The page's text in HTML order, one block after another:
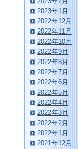
2023年1月
2022年12月
2022年11月
2022年10月
2022年9月
2022年8月
2022年7月
2022年6月
2022年5月
2022年4月
2022年3月
2022年2月
2022年1月
2021年12月